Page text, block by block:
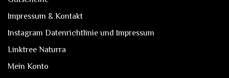
Impressum & Kontakt
Instagram Datenrichtlinie und Impressum
Linktree Naturra
Mein Konto